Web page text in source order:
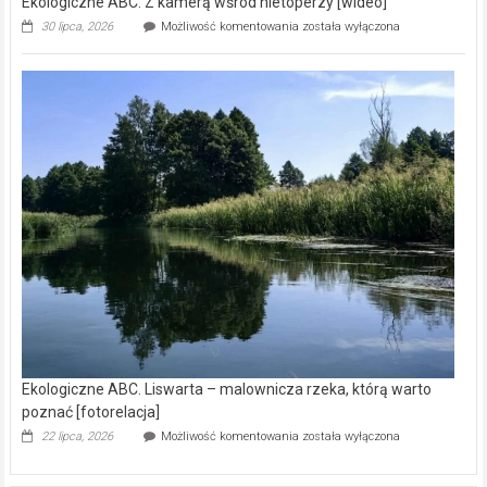
30 lipca, 2026 Możliwość komentowania Ekologiczne
kamerą
wśród
została wyłączona
Ekologiczne ABC. Liswarta – malownicza rzeka, którą warto
poznać [fotorelacja]
22 lipca, 2026 Możliwość komentowania Ekologiczne
została wyłączona